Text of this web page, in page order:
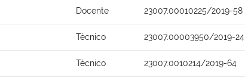
Docente 23007.00010225/2019-58
Técnico 23007.00003950/2019-24
Técnico 23007.0010214/2019-64